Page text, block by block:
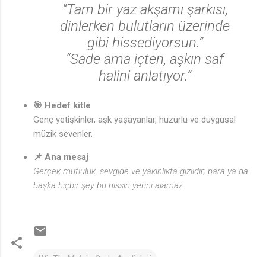
“Tam bir yaz akşamı şarkısı,
dinlerken bulutların üzerinde
gibi hissediyorsun.”
“Sade ama içten, aşkın saf
halini anlatıyor.”
🎯 Hedef kitle
Genç yetişkinler, aşk yaşayanlar, huzurlu ve duygusal
müzik sevenler.
📌 Ana mesaj
Gerçek mutluluk, sevgide ve yakınlıkta gizlidir; para ya da
başka hiçbir şey bu hissin yerini alamaz.